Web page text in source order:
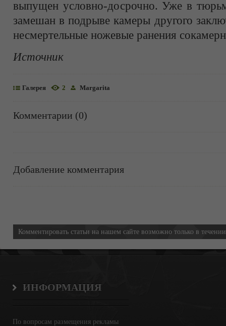
выпущен условно-досрочно. Уже в
замешан в подрыве камеры другого
несмертельные ножевые ранения
Источник
Галерея 2 Margarita
Комментарии (0)
Добавление комментария
Комментировать статьи на нашем сайте возможно только в
ИНФОРМАЦИЯ
По вопросам размещения рекламы